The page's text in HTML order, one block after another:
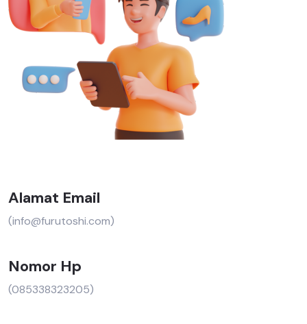
Alamat Email
(info@furutoshi.com)
Nomor Hp
(085338323205)